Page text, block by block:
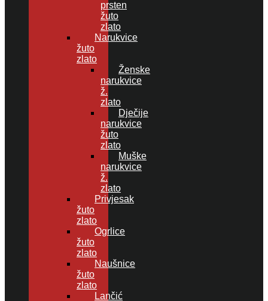
prsten
žuto
zlato
Narukvice
žuto
zlato
Ženske
narukvice
ž.
zlato
Dječije
narukvice
žuto
zlato
Muške
narukvice
ž.
zlato
Privjesak
žuto
zlato
Ogrlice
žuto
zlato
Naušnice
žuto
zlato
Lančić